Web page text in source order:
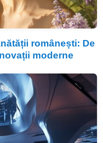
românești: De
moderne